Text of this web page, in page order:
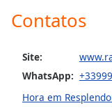
settings,
subtitles
settings
dialog
subtitles
Contatos
Site:
WhatsApp:
Hora em